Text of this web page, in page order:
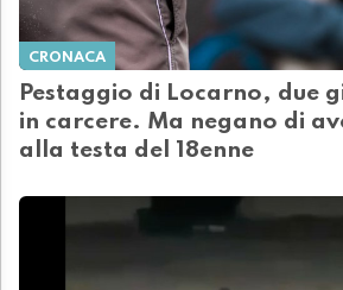
CRONACA
Pestaggio di Locarno, due
in carcere. Ma negano di
alla testa del 18enne